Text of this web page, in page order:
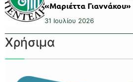
«Μαριέττα Γιαννάκου»
31 Ιουλίου 2026
Χρήσιμα